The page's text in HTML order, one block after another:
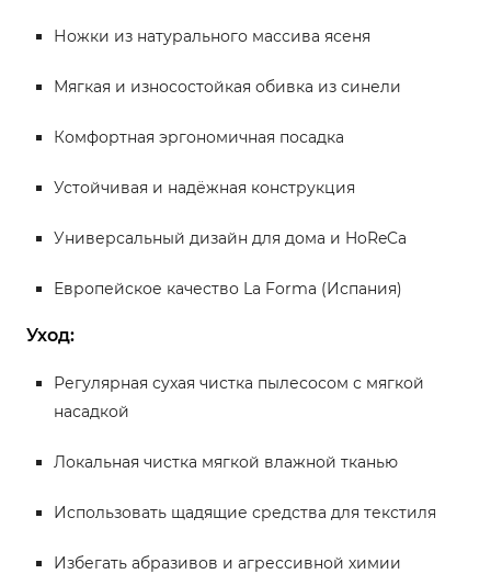
Ножки из натурального массива ясеня
Мягкая и износостойкая обивка из синели
Комфортная эргономичная посадка
Устойчивая и надёжная конструкция
Универсальный дизайн для дома и HoReCa
Европейское качество La Forma (Испания)
Уход:
Регулярная сухая чистка пылесосом с мягкой
насадкой
Локальная чистка мягкой влажной тканью
Использовать щадящие средства для текстиля
Избегать абразивов и агрессивной химии